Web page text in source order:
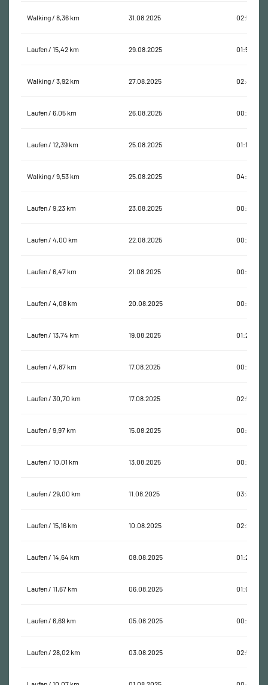
Walking / 8,36 km 31.08.2025 02:58:07
Laufen / 15,42 km 29.08.2025 01:53:59
Walking / 3,92 km 27.08.2025 02:46:13
Laufen / 6,05 km 26.08.2025 00:49:21
Laufen / 12,39 km 25.08.2025 01:17:51
Walking / 9,53 km 25.08.2025 04:37:41
Laufen / 9,23 km 23.08.2025 00:45:35
Laufen / 4,00 km 22.08.2025 00:23:18
Laufen / 6,47 km 21.08.2025 00:26:29
Laufen / 4,08 km 20.08.2025 00:21:11
Laufen / 13,74 km 19.08.2025 01:21:34
Laufen / 4,87 km 17.08.2025 00:26:27
Laufen / 30,70 km 17.08.2025 02:59:27
Laufen / 9,97 km 15.08.2025 00:48:13
Laufen / 10,01 km 13.08.2025 00:59:25
Laufen / 29,00 km 11.08.2025 03:32:20
Laufen / 15,16 km 10.08.2025 02:29:11
Laufen / 14,64 km 08.08.2025 01:21:41
Laufen / 11,67 km 06.08.2025 01:03:02
Laufen / 6,69 km 05.08.2025 00:41:00
Laufen / 28,02 km 03.08.2025 02:51:25